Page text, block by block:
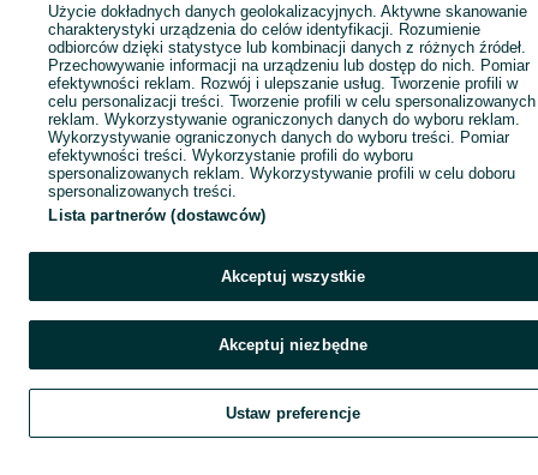
Szukaj Obserwujesz Dodaj Czat
Użycie dokładnych danych geolokalizacyjnych. Aktywne skanowanie
charakterystyki urządzenia do celów identyfikacji. Rozumienie
odbiorców dzięki statystyce lub kombinacji danych z różnych źródeł.
Przechowywanie informacji na urządzeniu lub dostęp do nich. Pomiar
efektywności reklam. Rozwój i ulepszanie usług. Tworzenie profili w
celu personalizacji treści. Tworzenie profili w celu spersonalizowanych
reklam. Wykorzystywanie ograniczonych danych do wyboru reklam.
Wykorzystywanie ograniczonych danych do wyboru treści. Pomiar
efektywności treści. Wykorzystanie profili do wyboru
spersonalizowanych reklam. Wykorzystywanie profili w celu doboru
spersonalizowanych treści.
Lista partnerów (dostawców)
Akceptuj wszystkie
Akceptuj niezbędne
Ustaw preferencje